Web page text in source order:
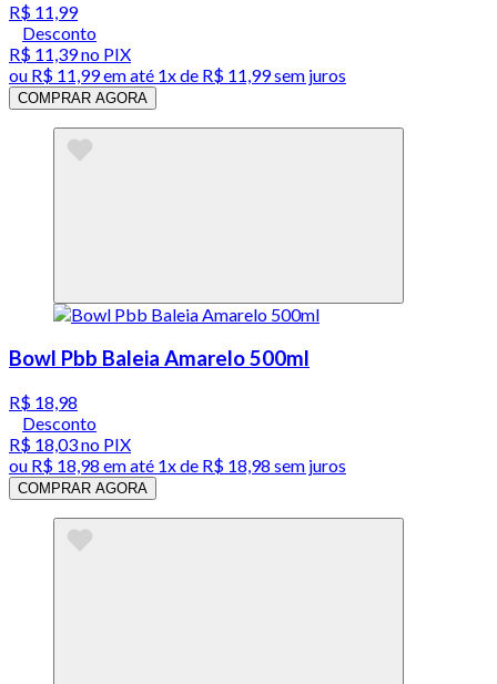
R$ 11,99
Desconto
R$ 11,39no PIX
ou R$ 11,99em até 1x de R$ 11,99sem juros
COMPRAR AGORA
Bowl Pbb Baleia Amarelo 500ml
R$ 18,98
Desconto
R$ 18,03no PIX
ou R$ 18,98 em até 1x de R$ 18,98 sem juros
COMPRAR AGORA